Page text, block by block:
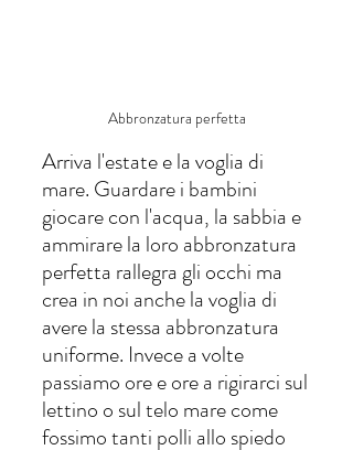
Abbronzatura perfetta
Arriva l'estate e la voglia di
mare. Guardare i bambini
giocare con l'acqua, la sabbia e
ammirare la loro abbronzatura
perfetta rallegra gli occhi ma
crea in noi anche la voglia di
avere la stessa abbronzatura
uniforme. Invece a volte
passiamo ore e ore a rigirarci sul
lettino o sul telo mare come
fossimo tanti polli allo spiedo